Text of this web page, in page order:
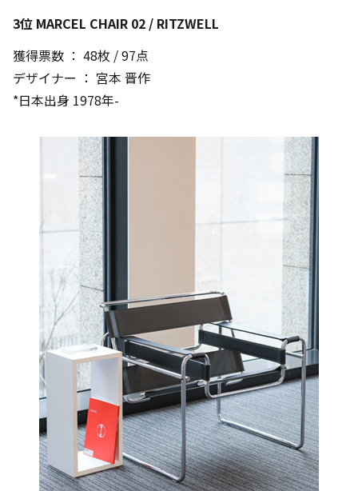
3位 MARCEL CHAIR 02 / RITZWELL
獲得票数 ： 48枚 / 97点
デザイナー ： 宮本 晋作
*日本出身 1978年-